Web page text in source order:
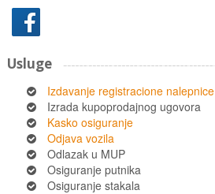
Usluge
Izdavanje registracione nalepnice
Izrada kupoprodajnog ugovora
Kasko osiguranje
Odjava vozila
Odlazak u MUP
Osiguranje putnika
Osiguranje stakala